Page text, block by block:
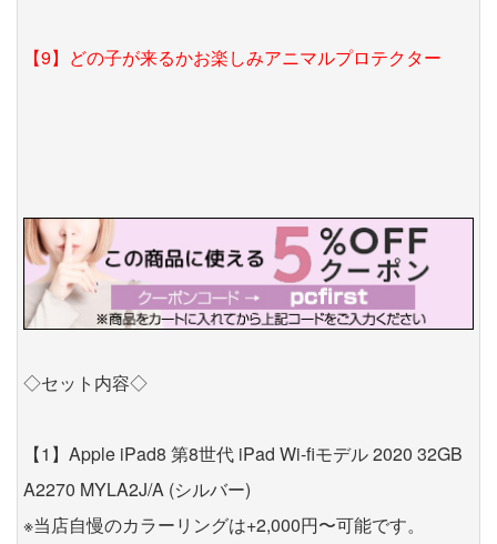
【9】どの子が来るかお楽しみアニマルプロテクター
◇セット内容◇
【1】Apple iPad8 第8世代 iPad Wi-fiモデル 2020 32GB
A2270 MYLA2J/A (シルバー)
※当店自慢のカラーリングは+2,000円〜可能です。